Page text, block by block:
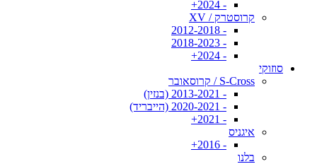
- 2024+
קרוסטרק / XV
- 2012-2018
- 2018-2023
- 2024+
סוזוקי
S-Cross / קרוסאובר
- 2013-2021 (בנזין)
- 2020-2021 (הייבריד)
- 2021+
איגניס
- 2016+
בלנו